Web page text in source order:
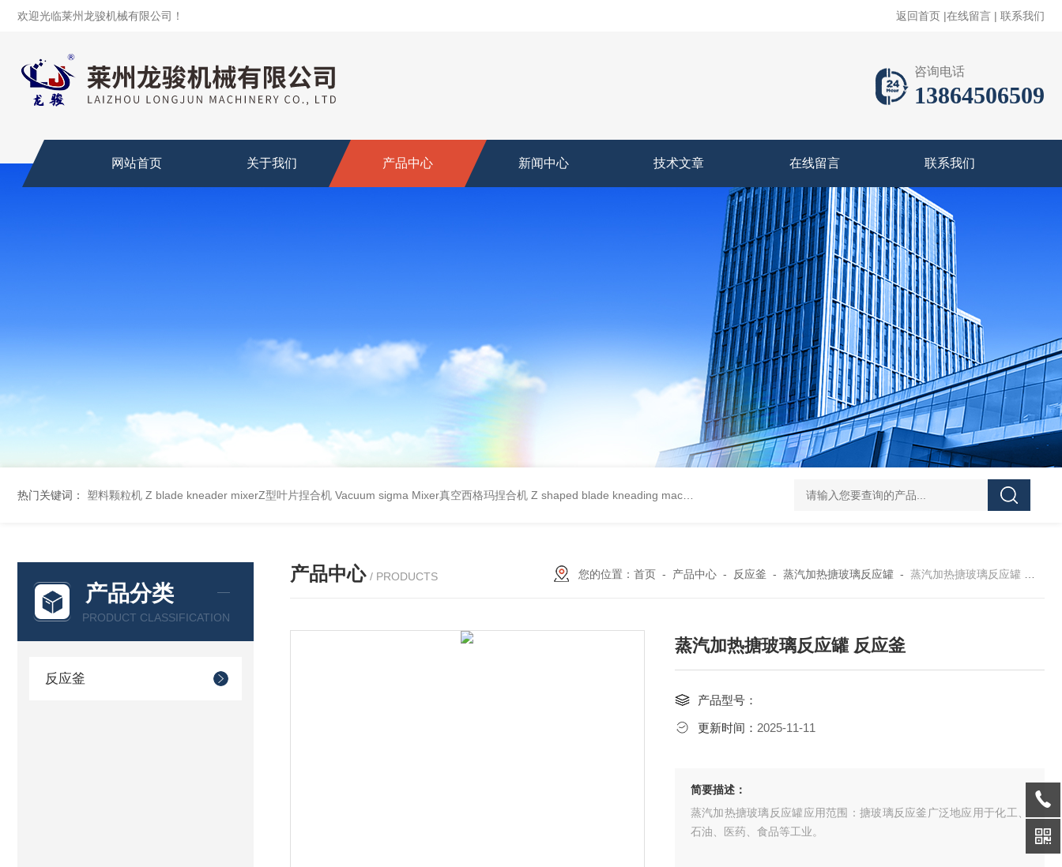
欢迎光临莱州龙骏机械有限公司！ 返回首页 |在线留言 | 联系我们
咨询电话
13864506509
网站首页 关于我们 产品中心 新闻中心 技术文章 在线留言 联系我们
热门关键词： 塑料颗粒机 Z blade kneader mixerZ型叶片捏合机 Vacuum sigma Mixer真空西格玛捏合机 Z shaped blade kneading machineZ型捏合机 Z shaped blade sigma mixerZ型捏合机 Vacuum Kneader真
产品分类
PRODUCT CLASSIFICATION
反应釜
产品中心 / PRODUCTS 您的位置： 首页- 产品中心- 反应釜 - 蒸汽加热搪玻璃反应罐- 蒸汽加热搪玻璃反应罐 反应釜
蒸汽加热搪玻璃反应罐 反应釜
产品型号：
更新时间： 2025-11-11
简要描述：
蒸汽加热搪玻璃反应罐应用范围：搪玻璃反应釜广泛地应用于化工、
石油、医药、食品等工业。